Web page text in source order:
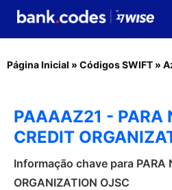
Página Inicial » Códigos SWIFT »
PAAAAZ21 - PARA
CREDIT
Informação chave para PARA
ORGANIZATION OJSC